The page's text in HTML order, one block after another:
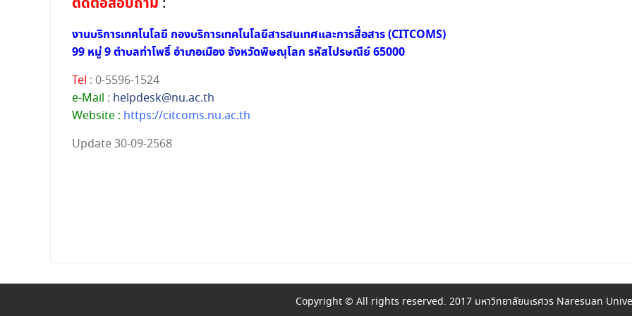
งานบริการเทคโนโลยี กองบริการเทคโนโลยีสารสนเทศและการสื่อสาร (CITCOMS)
99 หมู่ 9 ตำบลท่าโพธิ์ อำเภอเมือง จังหวัดพิษณุโลก รหัสไปรษณีย์ 65000
Tel : 0-5596-1524
e-Mail : helpdesk@nu.ac.th
Website : https://citcoms.nu.ac.th
Update 30-09-2568
Copyright © All rights reserved. 2017 มหาวิทยาลัยนเรศวร Naresuan